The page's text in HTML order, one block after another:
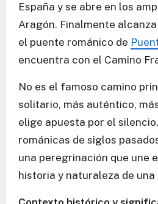
España y se abre en los
Aragón. Finalmente
el puente románico de
encuentra con el Camino
No es el famoso camino
solitario, más auténtico,
elige apuesta por el
románicas de siglos
una peregrinación que une
historia y naturaleza de